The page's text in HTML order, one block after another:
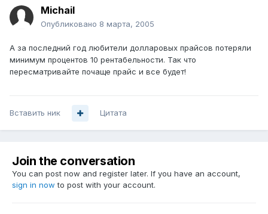
Michail
Опубликовано 8 марта, 2005
А за последний год любители долларовых прайсов потеряли
минимум процентов 10 рентабельности. Так что
пересматривайте почаще прайс и все будет!
Вставить ник Цитата
Join the conversation
You can post now and register later. If you have an account,
sign in now to post with your account.